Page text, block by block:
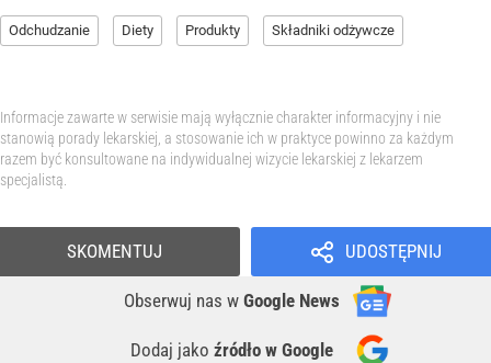
Odchudzanie Diety Produkty Składniki odżywcze
Informacje zawarte w serwisie mają wyłącznie charakter informacyjny i nie
stanowią porady lekarskiej, a stosowanie ich w praktyce powinno za każdym
razem być konsultowane na indywidualnej wizycie lekarskiej z lekarzem
specjalistą.
UDOSTĘPNIJ
Obserwuj nas w Google News
Dodaj jako źródło w Google
SKOMENTUJ